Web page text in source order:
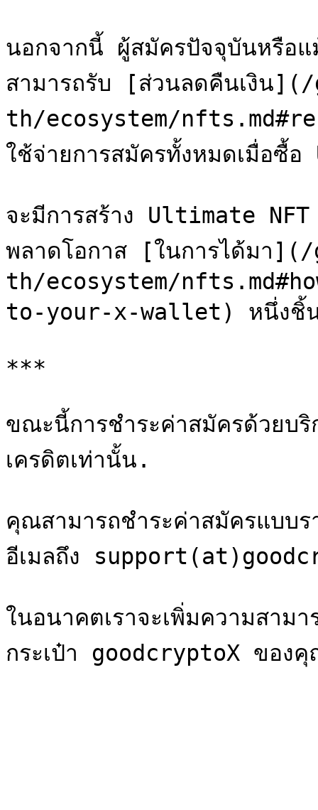
นอกจากนี้ ผู้สมัครปัจจุบันหรือ
สามารถรับ [ส่วนลดคืนเงิน
th/ecosystem/
ใช้จ่ายการสมัครทั้งหมดเมื่อ
จะมีการสร้าง Ultimate
พลาดโอกาส [ในการได้มา
th/ecosystem/
to-your-x-wallet) หนึ่งชิ้
***
ขณะนี้การชำระค่าสมัครด้วยบริ
เครดิตเท่านั้น.
คุณสามารถชำระค่าสมัครแบบ
อีเมลถึง
ในอนาคตเราจะเพิ่มความสาม